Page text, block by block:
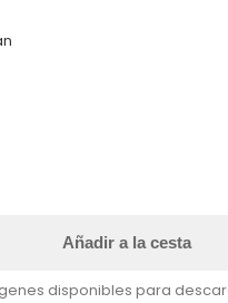
Añadir a la cesta
disponibles para